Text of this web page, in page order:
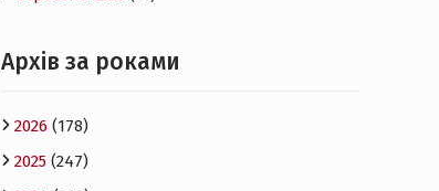
Архів за роками
2026 (178)
2025 (247)